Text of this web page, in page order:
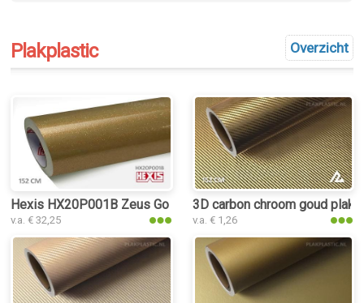
Overzicht
Plakplastic
Hexis HX20P001B Zeus Gold Gloss plakplastic
v.a. € 32,25
3D carbon chroom goud
v.a. € 1,26